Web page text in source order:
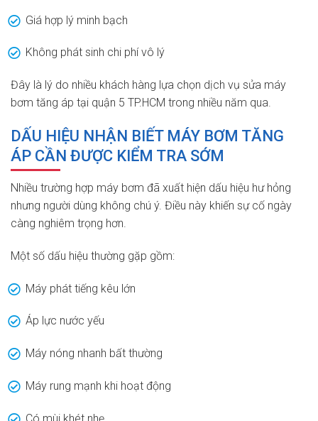
Giá hợp lý minh bạch
Không phát sinh chi phí vô lý
Đây là lý do nhiều khách hàng lựa chọn dịch vụ sửa máy
bơm tăng áp tại quận 5 TP.HCM trong nhiều năm qua.
DẤU HIỆU NHẬN BIẾT MÁY BƠM TĂNG
ÁP CẦN ĐƯỢC KIỂM TRA SỚM
Nhiều trường hợp máy bơm đã xuất hiện dấu hiệu hư hỏng
nhưng người dùng không chú ý. Điều này khiến sự cố ngày
càng nghiêm trọng hơn.
Một số dấu hiệu thường gặp gồm:
Máy phát tiếng kêu lớn
Áp lực nước yếu
Máy nóng nhanh bất thường
Máy rung mạnh khi hoạt động